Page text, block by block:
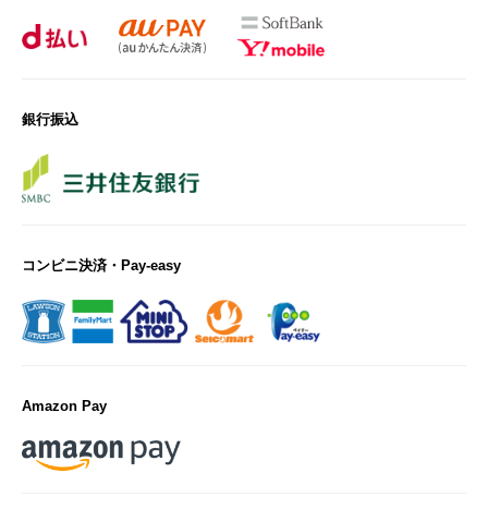
銀行振込
コンビニ決済・Pay-easy
Amazon Pay